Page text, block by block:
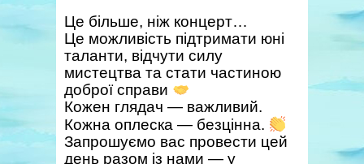
Це більше, ніж концерт…
Це можливість підтримати юні
таланти, відчути силу
мистецтва та стати частиною
доброї справи
Кожен глядач — важливий.
Кожна оплеска — безцінна.
Запрошуємо вас провести цей
день разом із нами — у